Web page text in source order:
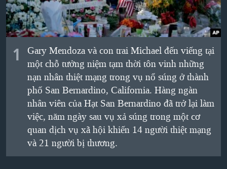
VĂN HOÁ
THỂ THAO
GIÁO DỤC
TRỊNH VĨNH BÌNH - NGƯỜI HẠ 'BÊN THẮNG CUỘC'
GROUND ZERO – XƯA VÀ NAY
CÁC GIÁ TRỊ CỘNG HÒA Ở VIỆT NAM
THƯỢNG ĐỈNH TRUMP-KIM TẠI VIỆT NAM
TRỊNH VĨNH BÌNH VS. CHÍNH PHỦ VIỆT NAM
NGƯ DÂN VIỆT VÀ LÀN SÓNG TRỘM HẢI SÂM
BÊN KIA QUỐC LỘ: TIẾNG VỌNG TỪ NÔNG THÔN MỸ
QUAN HỆ VIỆT MỸ
Ngôn ngữ khác
1
Gary Mendoza và con trai Michael đến viếng tại
một chỗ tưởng niệm tạm thời tôn vinh những
nạn nhân thiệt mạng trong vụ nổ súng ở thành
phố San Bernardino, California. Hàng ngàn
nhân viên của Hạt San Bernardino đã trở lại làm
việc, năm ngày sau vụ xả súng trong một cơ
quan dịch vụ xã hội khiến 14 người thiệt mạng
và 21 người bị thương.